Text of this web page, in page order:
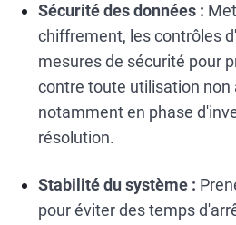
Sécurité des données :
chiffrement, les contrôles
mesures de sécurité pour
contre toute utilisation non
notamment en phase
résolution.
Stabilité du système :
pour éviter des temps